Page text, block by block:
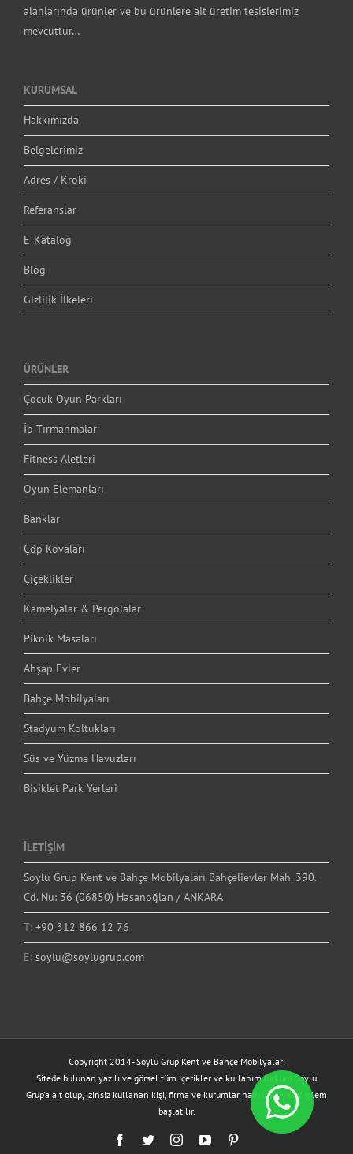
alanlarında ürünler ve bu ürünlere ait üretim tesislerimiz
mevcuttur…
KURUMSAL
Hakkımızda
Belgelerimiz
Adres / Kroki
Referanslar
E-Katalog
Blog
Gizlilik İlkeleri
ÜRÜNLER
Çocuk Oyun Parkları
İp Tırmanmalar
Fitness Aletleri
Oyun Elemanları
Banklar
Çöp Kovaları
Çiçeklikler
Kamelyalar & Pergolalar
Piknik Masaları
Ahşap Evler
Bahçe Mobilyaları
Stadyum Koltukları
Süs ve Yüzme Havuzları
Bisiklet Park Yerleri
İLETİŞİM
Soylu Grup Kent ve Bahçe Mobilyaları Bahçelievler Mah. 390.
Cd. Nu: 36 (06850) Hasanoğlan / ANKARA
T: +90 312 866 12 76
E: soylu@soylugrup.com
Copyright 2014-Soylu Grup Kent ve Bahçe Mobilyaları
Sitede bulunan yazılı ve görsel tüm içerikler ve kullanım hakları Soylu
Grup'a ait olup, izinsiz kullanan kişi, firma ve kurumlar hakkında yasal işlem
başlatılır.
Facebook
TwitterInstagramYouTube